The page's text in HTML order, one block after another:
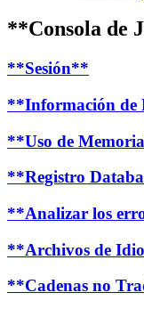
**Consola de
**Sesión**
**Información de
**Uso de
**Registro
**Analizar los
**Archivos de
**Cadenas no